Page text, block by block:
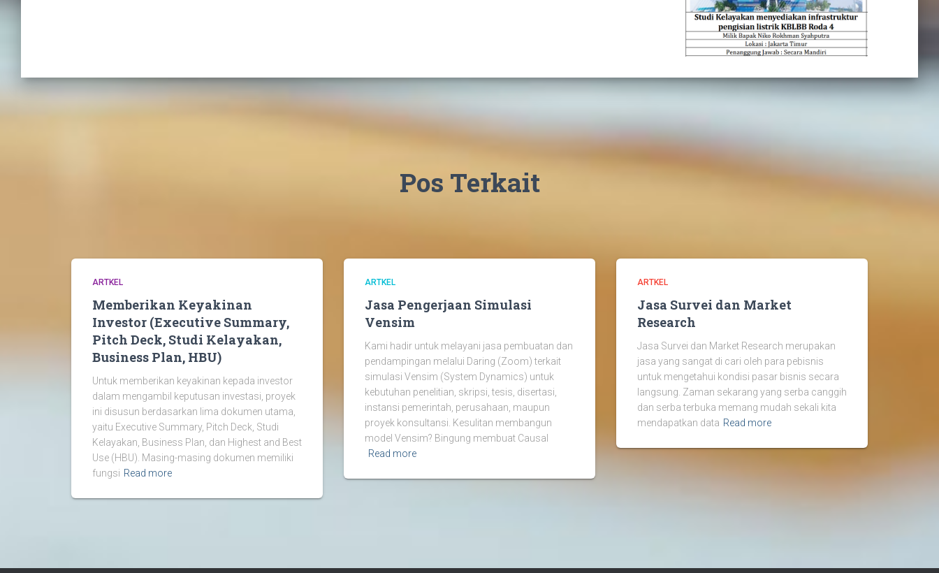
Pos Terkait
ARTKEL
Memberikan Keyakinan
Investor (Executive Summary,
Pitch Deck, Studi Kelayakan,
Business Plan, HBU)
Untuk memberikan keyakinan kepada investor
dalam mengambil keputusan investasi, proyek
ini disusun berdasarkan lima dokumen utama,
yaitu Executive Summary, Pitch Deck, Studi
Kelayakan, Business Plan, dan Highest and Best
Use (HBU). Masing-masing dokumen memiliki
fungsi Read more
ARTKEL
Jasa Pengerjaan Simulasi
Vensim
Kami hadir untuk melayani jasa pembuatan dan
pendampingan melalui Daring (Zoom) terkait
simulasi Vensim (System Dynamics) untuk
kebutuhan penelitian, skripsi, tesis, disertasi,
instansi pemerintah, perusahaan, maupun
proyek konsultansi. Kesulitan membangun
model Vensim? Bingung membuat Causal
Read more
ARTKEL
Jasa Survei dan Market
Research
Jasa Survei dan Market Research merupakan
jasa yang sangat di cari oleh para pebisnis
untuk mengetahui kondisi pasar bisnis secara
langsung. Zaman sekarang yang serba canggih
dan serba terbuka memang mudah sekali kita
mendapatkan data Read more